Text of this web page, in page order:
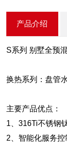
产品介绍
S系列 别墅全预
换热系列：盘管
主要产品优点 ：
1、316Ti不锈钢
2、智能化服务控